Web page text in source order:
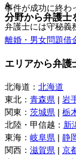
事件が成功に終わ
A.
弁護士には守秘義
分野から弁護士
離婚・男女問題借
エリアから弁護
北海道 ： 北海道
東北 ： 青森県 | 岩
関東 ： 茨城県 | 栃
北陸・甲信越 ： 新
東海 ： 岐阜県 | 静
関西 ： 滋賀県 | 京